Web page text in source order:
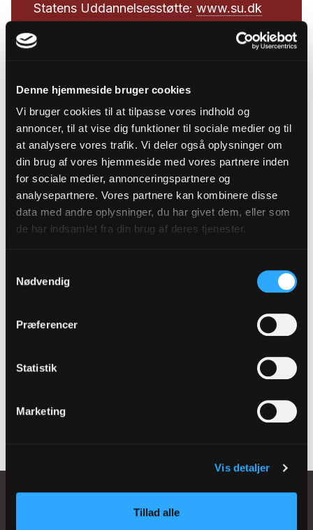
Denne hjemmeside bruger cookies
Vi bruger cookies til at tilpasse vores indhold og
annoncer, til at vise dig funktioner til sociale medier og til
at analysere vores trafik. Vi deler også oplysninger om
din brug af vores hjemmeside med vores partnere inden
for sociale medier, annonceringspartnere og
analysepartnere. Vores partnere kan kombinere disse
data med andre oplysninger, du har givet dem, eller som
de har indsamlet fra din brug af deres tjenester.
Nødvendig
Præferencer
Statistik
Marketing
Vis detaljer
Tillad alle
Statens Uddannelsesstøtte: www.su.dk
Styrelsen for international
Klokkenister:
www.carillon.dk
Den statslige
Kompetencefond:
www.kompetenceudvikling.dk